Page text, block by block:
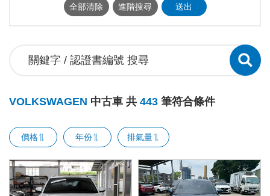
全部清除 進階搜尋 送出
VOLKSWAGEN 中古車 共 443 筆符合條件
價格 年份 排氣量